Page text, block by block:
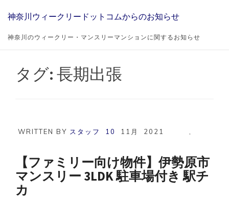
神奈川ウィークリードットコムからのお知らせ
神奈川のウィークリー・マンスリーマンションに関するお知らせ
タグ: 長期出張
WRITTEN BY スタッフ 10 11月 ,
2021
【ファミリー向け物件】伊勢原市
マンスリー 3LDK 駐車場付き 駅チ
カ